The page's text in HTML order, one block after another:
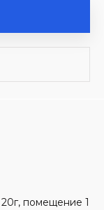
помещение 1